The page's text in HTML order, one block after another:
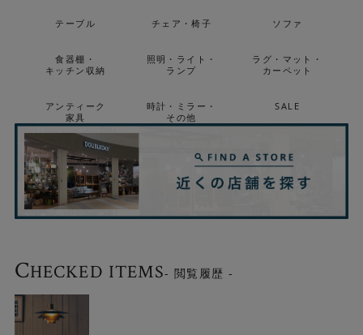
テーブル チェア・椅子 ソファ
食器棚・
キッチン収納
照明・ライト・
ランプ
ラグ・マット・
カーペット
アンティーク
家具
時計・ミラー・
その他
SALE
CHECKED ITEMS- 閲覧履歴 -